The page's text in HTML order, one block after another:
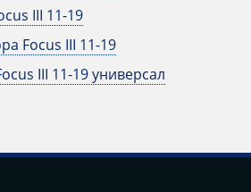
III 11-19
Focus III 11-19
III 11-19 универсал